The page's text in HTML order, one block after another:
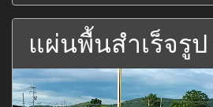
แผ่นพื้นสำเร็จรูป